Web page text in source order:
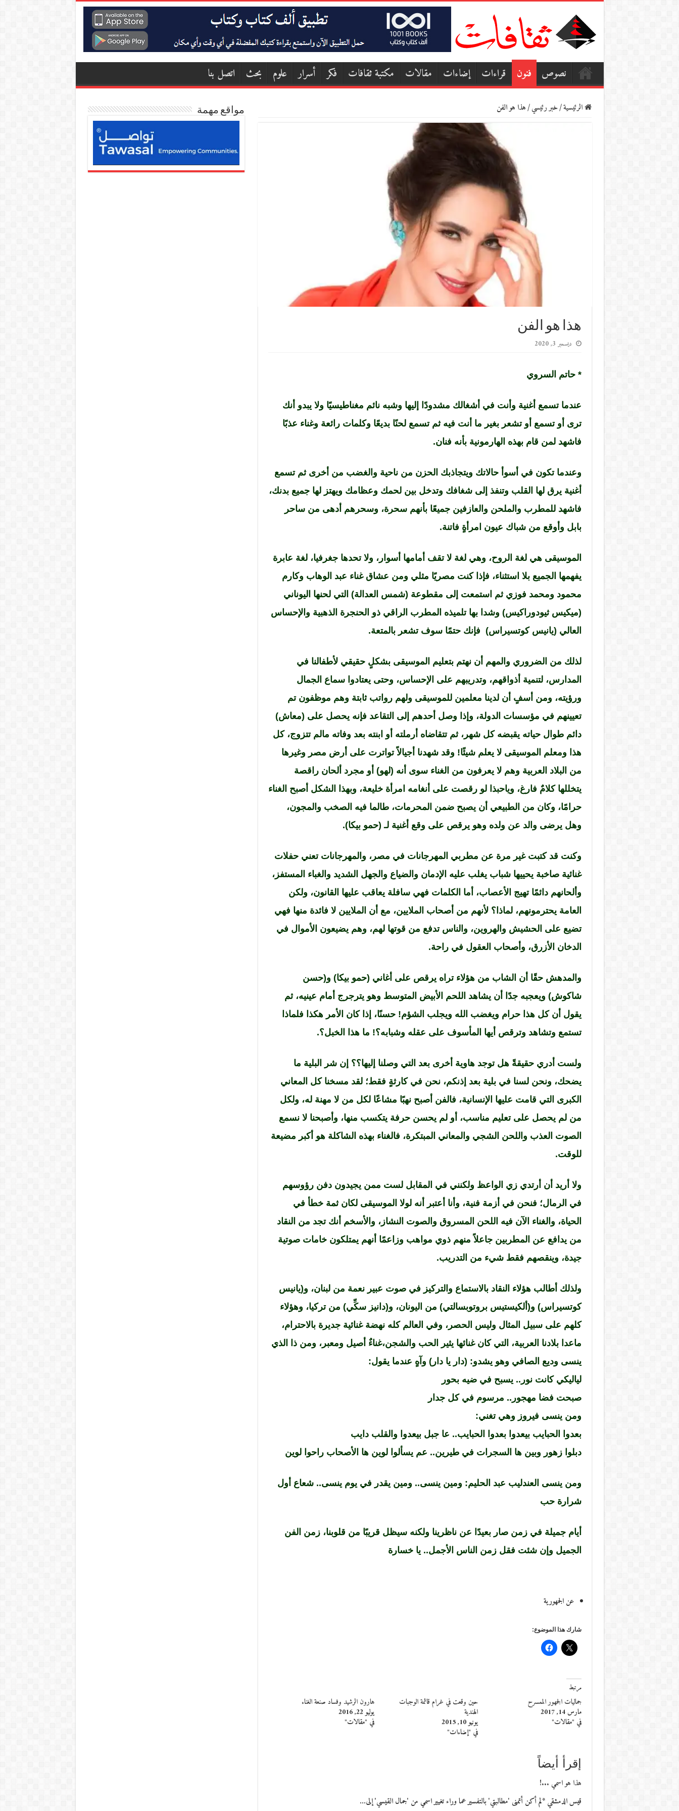
نصوص فنون قراءات إضاءات مقالات مكتبة ثقافات فكر أسرار علوم بحث اتصل بنا
الرئيسية/خبر رئيسي/هذا هو الفن
هذا هو الفن
ديسمبر 3, 2020
* حاتم السروي
عندما تسمع أغنية وأنت في أشغالك مشدودًا إليها وشبه نائم مغناطيسيًا ولا يبدو أنك
ترى أو تسمع أو تشعر بغير ما أنت فيه ثم تسمع لحنًا بديعًا وكلمات رائعة وغناء عذبًا
فاشهد لمن قام بهذه الهارمونية بأنه فنان.
وعندما تكون في أسوأ حالاتك ويتجاذبك الحزن من ناحية والغضب من أخرى ثم تسمع
أغنية يرق لها القلب وتنفذ إلى شغافك وتدخل بين لحمك وعظامك ويهتز لها جميع بدنك،
فاشهد للمطرب والملحن والعازفين جميعًا بأنهم سحرة، وسحرهم أدهى من ساحر
بابل وأوقع من شباك عيون امرأةٍ فاتنة.
الموسيقى هي لغة الروح، وهي لغة لا تقف أمامها أسوار، ولا تحدها جغرفيا، لغة عابرة
يفهمها الجميع بلا استثناء، فإذا كنت مصريًا مثلي ومن عشاق غناء عبد الوهاب وكارم
محمود ومحمد فوزي ثم استمعت إلى مقطوعة (شمس العدالة) التي لحنها اليوناني
(ميكيس ثيودوراكيس) وشدا بها تلميذه المطرب الراقي ذو الحنجرة الذهبية والإحساس
العالي (يانيس كوتسيراس) فإنك حتمًا سوف تشعر بالمتعة.
لذلك من الضروري والمهم أن نهتم بتعليم الموسيقى بشكلٍ حقيقي لأطفالنا في
المدارس، لتنمية أذواقهم، وتدريبهم على الإحساس، وحتى يعتادوا سماع الجمال
ورؤيته، ومن أسفٍ أن لدينا معلمين للموسيقى ولهم رواتب ثابتة وهم موظفون تم
تعيينهم في مؤسسات الدولة، وإذا وصل أحدهم إلى التقاعد فإنه يحصل على (معاش)
دائم طوال حياته يقبضه كل شهر، ثم تتقاضاه أرملته أو ابنته بعد وفاته مالم تتزوج، كل
هذا ومعلم الموسيقى لا يعلم شيئًا! وقد شهدنا أجيالاً تواترت على أرض مصر وغيرها
من البلاد العربية وهم لا يعرفون من الغناء سوى أنه (لهو) أو مجرد ألحان راقصة
يتخللها كلامٌ فارغ، وياحبذا لو رقصت على أنغامه امرأة خليعة، وبهذا الشكل أصبح الغناء
حرامًا، وكان من الطبيعي أن يصبح ضمن المحرمات، طالما فيه الصخب والمجون،
وهل يرضى والد عن ولده وهو يرقص على وقع أغنية لـ (حمو بيكا).
وكنت قد كتبت غير مرة عن مطربي المهرجانات في مصر، والمهرجانات تعني حفلات
غنائية صاخبة يحييها شباب يغلب عليه الإدمان والضياع والجهل الشديد والغباء المستفز،
وألحانهم دائمًا تهيج الأعصاب، أما الكلمات فهي سافلة يعاقب عليها القانون، ولكن
العامة يحترمونهم، لماذا؟ لأنهم من أصحاب الملايين، مع أن الملايين لا فائدة منها فهي
تضيع على الحشيش والهروين، والناس تدفع من قوتها لهم، وهم يضيعون الأموال في
الدخان الأزرق، وأصحاب العقول في راحة.
والمدهش حقًا أن الشاب من هؤلاء تراه يرقص على أغاني (حمو بيكا) و(حسن
شاكوش) ويعجبه جدًا أن يشاهد اللحم الأبيض المتوسط وهو يترجرج أمام عينيه، ثم
يقول أن كل هذا حرام ويغضب الله ويجلب الشؤم! حسنًا، إذا كان الأمر هكذا فلماذا
تستمع وتشاهد وترقص أيها المأسوف على عقله وشبابه؟! ما هذا الخبل؟.
ولست أدري حقيقةً هل توجد هاوية أخرى بعد التي وصلنا إليها؟؟ إن شر البلية ما
يضحك، ونحن لسنا في بلية بعد إذنكم، نحن في كارثةٍ فقط؛ لقد مسخنا كل المعاني
الكبرى التي قامت عليها الإنسانية، فالفن أصبح نهبًا مشاعًا لكل من لا مهنة له، ولكل
من لم يحصل على تعليم مناسب، أو لم يحسن حرفة يتكسب منها، وأصبحنا لا نسمع
الصوت العذب واللحن الشجي والمعاني المبتكرة، فالغناء بهذه الشاكلة هو أكبر مضيعة
للوقت.
ولا أريد أن أرتدي زي الواعظ ولكنني في المقابل لست ممن يجيدون دفن رؤوسهم
في الرمال؛ فنحن في أزمة فنية، وأنا أعتبر أنه لولا الموسيقى لكان ثمة خطأ في
الحياة، والغناء الآن فيه اللحن المسروق والصوت النشاز، والأسخم أنك تجد من النقاد
من يدافع عن المطربين جاعلاً منهم ذوي مواهب وزاعمًا أنهم يمتلكون خامات صوتية
جيدة، وينقصهم فقط شيء من التدريب.
ولذلك أطالب هؤلاء النقاد بالاستماع والتركيز في صوت عبير نعمة من لبنان، و(يانيس
كوتسيراس) و(ألكيستيس بروتوبسالتي) من اليونان، و(دانيز سكِّي) من تركيا، وهؤلاء
كلهم على سبيل المثال وليس الحصر، وفي العالم كله نهضة غنائية جديرة بالاحترام،
ماعدا بلادنا العربية، التي كان غنائها يثير الحب والشجن،غناءٌ أصيل ومعبر، ومن ذا الذي
ينسى وديع الصافي وهو يشدو: (دار يا دار) وآهٍ عندما يقول:
لياليكي كانت نور.. يسبح في ضيه بحور
صبحت فضا مهجور.. مرسوم في كل جدار
ومن ينسى فيروز وهي تغني:
بعدوا الحبايب بيعدوا بعدوا الحبايب.. عا جبل بيعدوا والقلب دايب
دبلوا زهور وبين ها السجرات في طيرين.. عم يسألوا لوين ها الأصحاب راحوا لوين
ومن ينسى العندليب عبد الحليم: ومين ينسى.. ومين يقدر في يوم ينسى.. شعاع أول
شرارة حب
أيام جميلة في زمن صار بعيدًا عن ناظرينا ولكنه سيظل قريبًا من قلوبنا، زمن الفن
الجميل وإن شئت فقل زمن الناس الأجمل.. يا خسارة
عن الجمهورية
شارك هذا الموضوع:
مرتبط
جماليات الجمهور الممسرح
مارس 14, 2017
في "مقالات"
حين وقعت في غرام قائمة الوجبات
الهندية
يونيو 10, 2015
في "إضاءات"
هارون الرشيد وفساد صنعة الغناء
يوليو 22, 2016
في "مقالات"
إقرأ أيضاً
هذا هو اسمي ...!
قيس الدمشقي *لم أكن أتمنى 'مطالبتي' بالتفسير عما وراء تغيير اسمي من 'جمال القيسي' إلى…
مواقع مهمة